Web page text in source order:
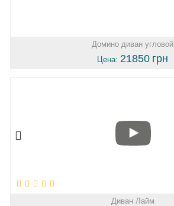
Домино диван угловой
Цена: 21850 грн
Диван Лайм